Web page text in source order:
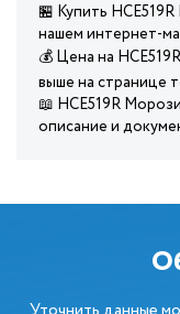
🏪 Купить
нашем интернет-
💰 Цена на
выше на странице
📖 HCE519R
описание и